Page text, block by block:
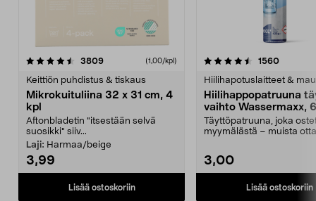
3809arvostelut (1,00/kpl)
Keittiön puhdistus & tiskaus
Mikrokuituliina 32 x 31 cm, 4
kpl
Aftonbladetin "itsestään selvä
suosikki" siiv...
Laji: Harmaa/beige
3,99
Lisää ostoskoriin
4.5viidestä
1560
Hiilihapotuslaitteet &
Hiilihappopatruuna
vaihto Wassermaxx,
Täyttöpatruuna, joka
myymälästä – muista
3,00
Lisää ostoskoriin
4.5viidestä